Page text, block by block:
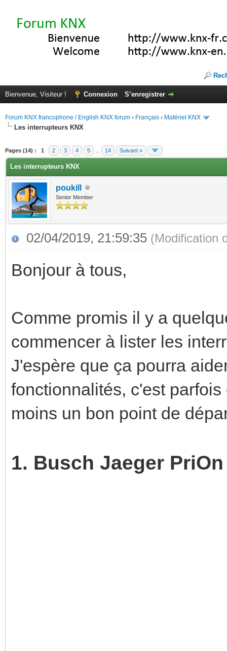
Bienvenue, Visiteur ! Connexion S’enregistrer
Forum KNX francophone / English KNX forum › Français › Matériel KNX
Les interrupteurs KNX
Pages (14) : 1 2 3 4 5 14 Suivant »
Les interrupteurs KNX
poukill
Senior Member
02/04/2019, 21:59:35 (Modification
Bonjour à tous,
Comme promis il y a
commencer à lister les
J'espère que ça pourra
fonctionnalités, c'est
moins un bon point de
1. Busch Jaeger PriOn